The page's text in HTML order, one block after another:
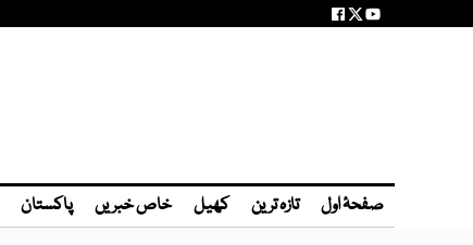
صفحۂ اول تازہ ترین کھیل خاص خبریں پاکستان